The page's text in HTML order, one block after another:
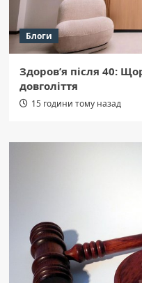
Блоги
Здоров’я після 40:
довголіття
15 години тому назад